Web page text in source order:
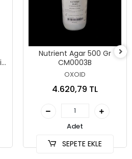
Nutrient Agar 500 Gr
CM0003B
OXOID
4.620,79 TL
Adet
SEPETE EKLE